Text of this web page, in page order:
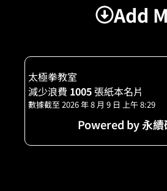
Add
太極拳教室
減少浪費 1005 張紙本名片
數據截至 2026 年 8 月 9 日 上午 8:29
Powered by 永續